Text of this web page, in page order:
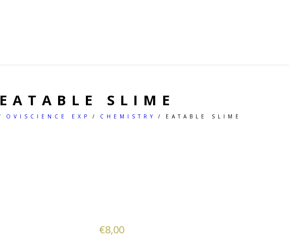
EATABLE SLIME
OVISCIENCE EXP CHEMISTRY EATABLE SLIME
€8,00